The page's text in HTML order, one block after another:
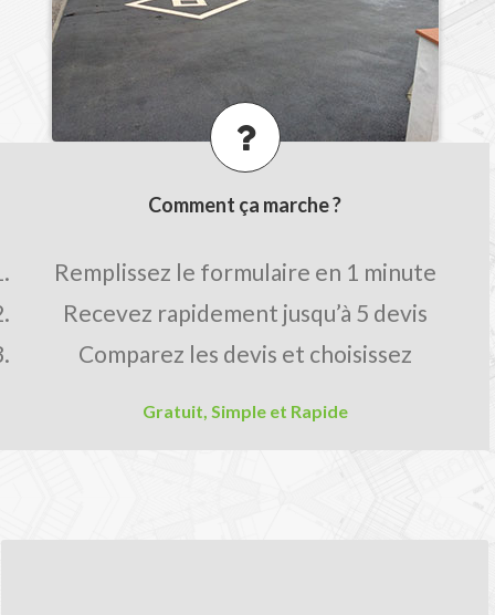
Comment ça marche ?
Remplissez le formulaire en 1 minute
Recevez rapidement jusqu’à 5 devis
Comparez les devis et choisissez
Gratuit, Simple et Rapide